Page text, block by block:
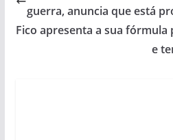
guerra, anuncia que está
Fico apresenta a sua fórmula
e